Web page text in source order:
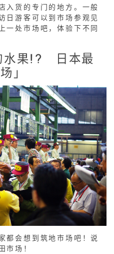
入货的专门的地方。一般
日游客可以到市场参观见
一处市场吧，体验下不同
水果!? 日本最
」
都会想到筑地市场吧！说
市场！